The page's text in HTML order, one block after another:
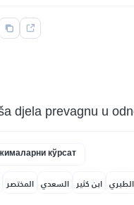
djela prevagnu u
кўрсат
المختصر السعدي ابن كثير الطبري